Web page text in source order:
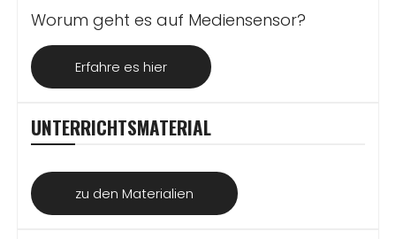
Worum geht es auf Mediensensor?
Erfahre es hier
UNTERRICHTSMATERIAL
zu den Materialien